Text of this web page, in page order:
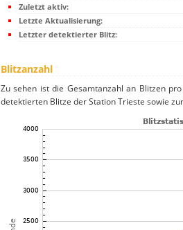
Zuletzt aktiv:
Letzte Aktualisierung:
Letzter detektierter Blitz:
Blitzanzahl
Zu sehen ist die Gesamtanzahl an Blitzen
detektierten Blitze der Station Trieste sowie